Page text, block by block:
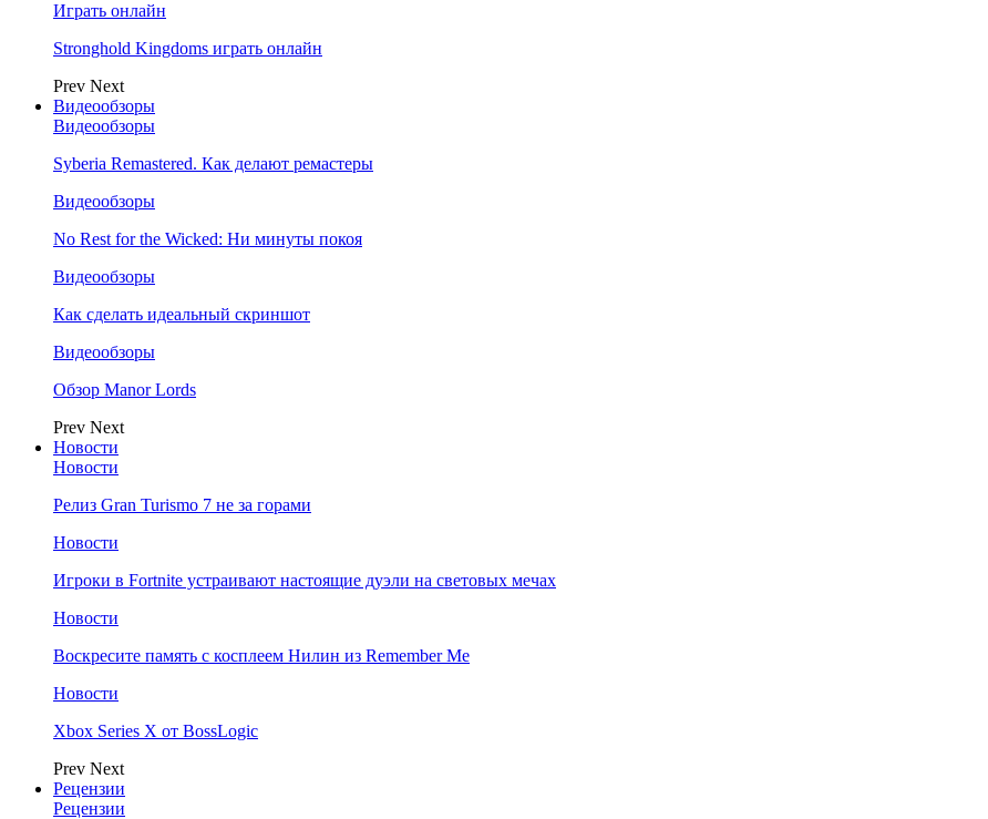
Играть онлайн
Stronghold Kingdoms играть онлайн
Prev Next
Видеообзоры
Видеообзоры
Syberia Remastered. Как делают ремастеры
Видеообзоры
No Rest for the Wicked: Ни минуты покоя
Видеообзоры
Как сделать идеальный скриншот
Видеообзоры
Обзор Manor Lords
Prev Next
Новости
Новости
Релиз Gran Turismo 7 не за горами
Новости
Игроки в Fortnite устраивают настоящие дуэли на световых мечах
Новости
Воскресите память с косплеем Нилин из Remember Me
Новости
Xbox Series X от BossLogic
Prev Next
Рецензии
Рецензии